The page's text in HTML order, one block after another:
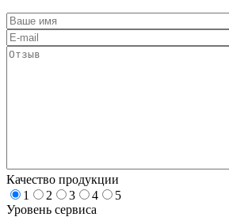
Качество продукции
1
2 3 4
5
Уровень сервиса